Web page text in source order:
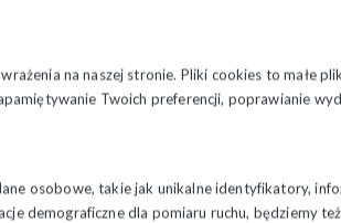
na naszej stronie. Pliki cookies to małe
Twoich preferencji, poprawianie
osobowe, takie jak unikalne identyfikatory,
demograficzne dla pomiaru ruchu, będziemy